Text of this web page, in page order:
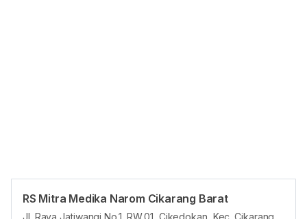
RS Mitra Medika Narom Cikarang Barat
Jl. Raya Jatiwangi No.1, RW.01, Cikedokan, Kec. Cikarang
Panduan Pasien